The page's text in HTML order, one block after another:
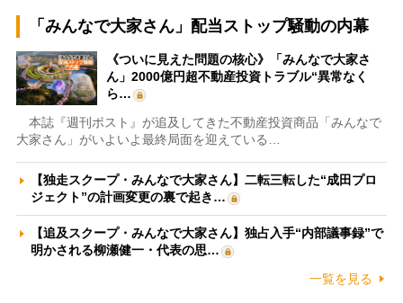
「みんなで大家さん」配当ストップ騒動の内幕
《ついに見えた問題の核心》「みんなで大家さ
ん」2000億円超不動産投資トラブル“異常なく
ら…
本誌『週刊ポスト』が追及してきた不動産投資商品「みんなで
大家さん」がいよいよ最終局面を迎えている…
【独走スクープ・みんなで大家さん】二転三転した“成田プロ
ジェクト”の計画変更の裏で起き…
【追及スクープ・みんなで大家さん】独占入手“内部議事録”で
明かされる柳瀬健一・代表の思…
一覧を見る